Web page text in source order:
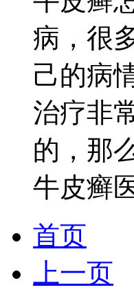
病，很
己的病
治疗非
的，那
牛皮癣
首页
上一页